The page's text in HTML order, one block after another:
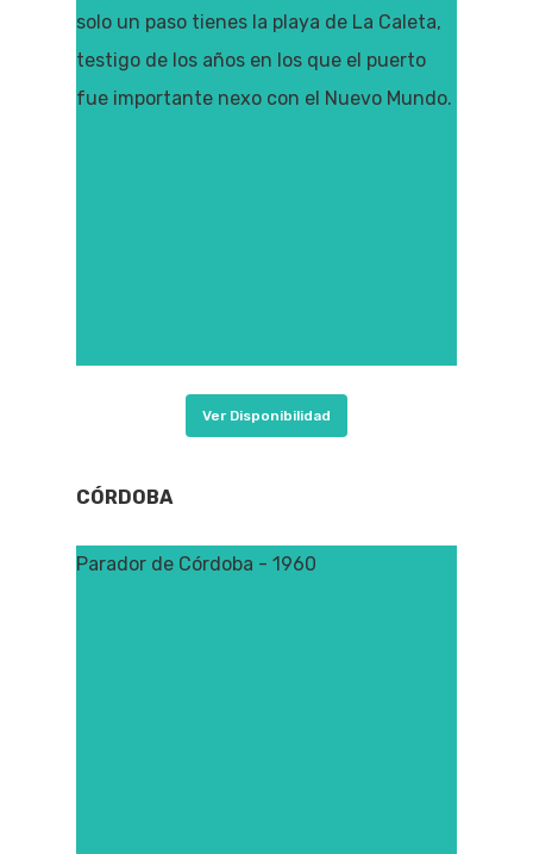
solo un paso tienes la playa de La Caleta,
testigo de los años en los que el puerto
fue importante nexo con el Nuevo Mundo.
Ver Disponibilidad
CÓRDOBA
Parador de Córdoba - 1960